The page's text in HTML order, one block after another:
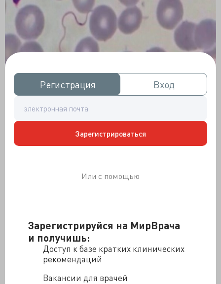
Зарегистрируйся на МирВрача
и получишь:
Доступ к базе кратких клинических
рекомендаций
Вакансии для врачей
Регистрация
Регистрация Вход
Вход
Зарегистрироваться
Или с помощью